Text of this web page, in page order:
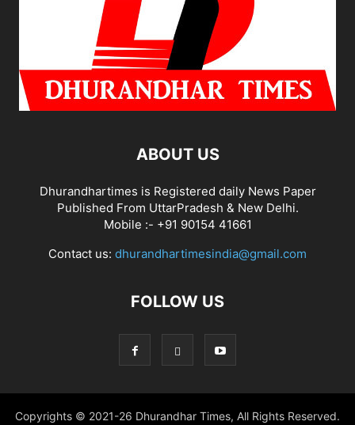
ABOUT US
Dhurandhartimes is Registered daily News Paper
Published From UttarPradesh & New Delhi.
Mobile :- +91 90154 41661
Contact us: dhurandhartimesindia@gmail.com
FOLLOW US
Copyrights © 2021-26 Dhurandhar Times, All Rights Reserved.